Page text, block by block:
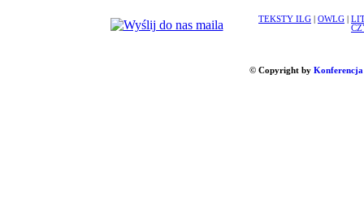
TEKSTY ILG OWLG
© Copyright by Konferencja